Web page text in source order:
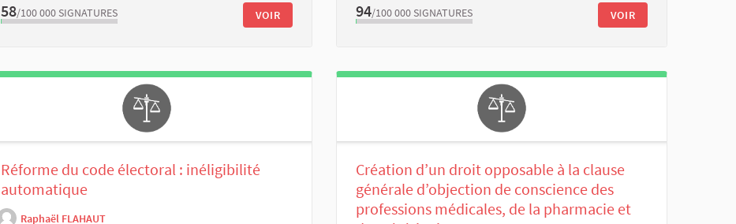
58/100 000 SIGNATURES VOIR 94/100 000 SIGNATURES VOIR
Réforme du code électoral : inéligibilité
automatique
Raphaël FLAHAUT
Création d’un droit opposable à la clause
générale d’objection de conscience des
professions médicales, de la pharmacie et